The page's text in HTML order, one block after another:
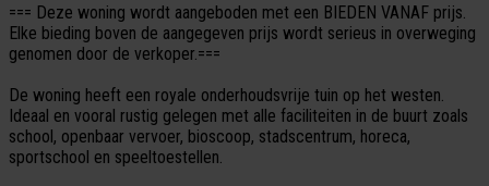
=== Deze woning wordt aangeboden met een BIEDEN VANAF prijs.
Elke bieding boven de aangegeven prijs wordt serieus in overweging
genomen door de verkoper.===
De woning heeft een royale onderhoudsvrije tuin op het westen.
Ideaal en vooral rustig gelegen met alle faciliteiten in de buurt zoals
school, openbaar vervoer, bioscoop, stadscentrum, horeca,
sportschool en speeltoestellen.